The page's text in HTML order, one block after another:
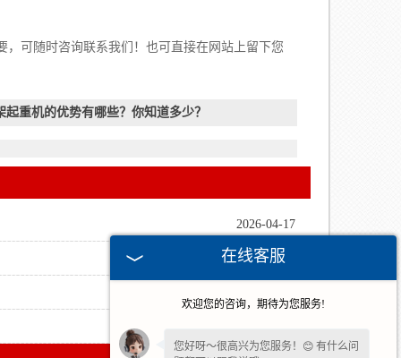
可随时咨询联系我们！也可直接在网站上留下您
重机的优势有哪些？你知道多少？
2026-04-17
2026-01-16
在线客服
欢迎您的咨询，期待为您服务!
您好呀～很高兴为您服务！😊 有什么问